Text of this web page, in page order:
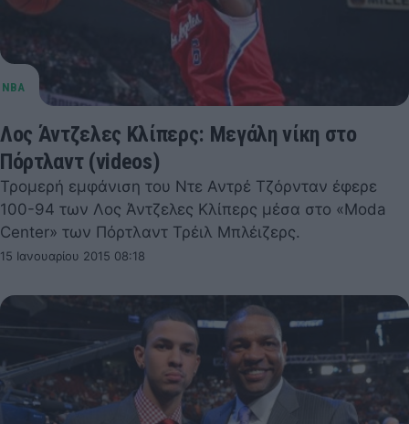
Λος Άντζελες Κλίπερς: Μεγάλη νίκη στο
Πόρτλαντ (videos)
Τρομερή εμφάνιση του Ντε Αντρέ Τζόρνταν έφερε
100-94 των Λος Άντζελες Κλίπερς μέσα στο «Moda
Center» των Πόρτλαντ Τρέιλ Μπλέιζερς.
15 Ιανουαρίου 2015 08:18